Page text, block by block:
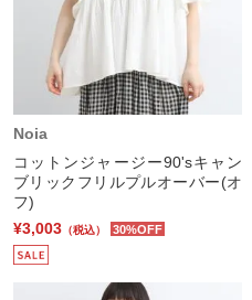
Noia
コットンジャージー90'sキャン
ブリックフリルプルオーバー(オ
フ)
¥3,003 （税込） 30%OFF